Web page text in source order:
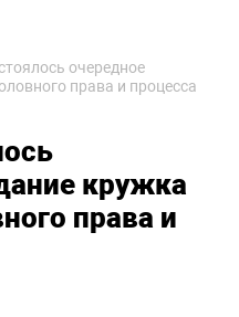
очередное
права и процесса
кружка
права и